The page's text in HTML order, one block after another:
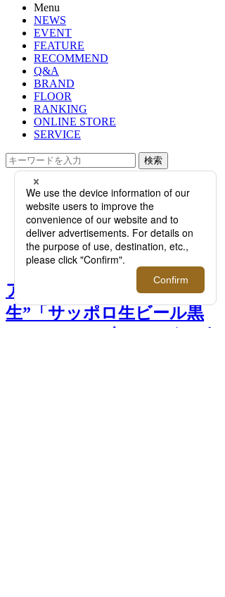
Menu
NEWS
EVENT
FEATURE
RECOMMEND
Q&A
BRAND
FLOOR
RANKING
ONLINE STORE
SERVICE
検索
TOP
PHOTO
アニキ待望の“大人の☆生”「サッポ
ロ生ビール黒ラベル」とも初コラ
ボ！ 春夏アイテムが揃った「アニシ
ョップ3」がメンズ館に登場
アニキ待望の“大人の☆
生”「サッポロ生ビール黒